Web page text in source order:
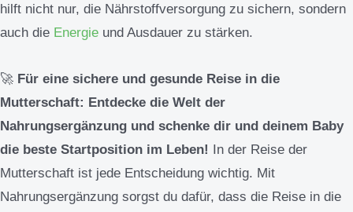
hilft nicht nur, die Nährstoffversorgung zu sichern, sondern
auch die Energie und Ausdauer zu stärken.
🚀 Für eine sichere und gesunde Reise in die
Mutterschaft: Entdecke die Welt der
Nahrungsergänzung und schenke dir und deinem Baby
die beste Startposition im Leben!
In der Reise der
Mutterschaft ist jede Entscheidung wichtig. Mit
Nahrungsergänzung sorgst du dafür, dass die Reise in die